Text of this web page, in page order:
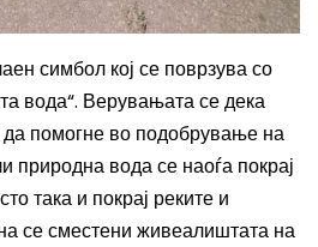
симбол кој се поврзува со
вода“. Верувањата се дека
помогне во подобрување на
природна вода се наоѓа покрај
така и покрај реките и
се сместени живеалиштата на